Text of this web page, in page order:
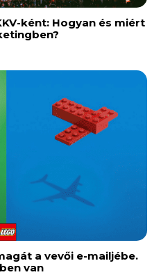
ként: Hogyan és miért
a vevői e-mailjébe.
van